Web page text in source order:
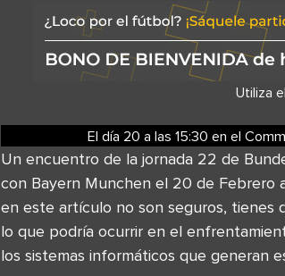
Utiliza
El día 20 a las 15:30 en el
Un encuentro de la jornada 22 de
con Bayern Munchen el 20 de Febrero
en este artículo no son seguros, tienes
lo que podría ocurrir en el
los sistemas informáticos que generan